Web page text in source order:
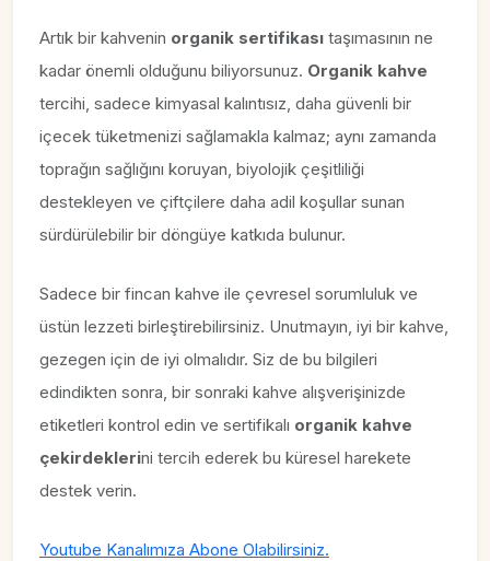
Artık bir kahvenin organik sertifikası taşımasının ne
kadar önemli olduğunu biliyorsunuz. Organik kahve
tercihi, sadece kimyasal kalıntısız, daha güvenli bir
içecek tüketmenizi sağlamakla kalmaz; aynı zamanda
toprağın sağlığını koruyan, biyolojik çeşitliliği
destekleyen ve çiftçilere daha adil koşullar sunan
sürdürülebilir bir döngüye katkıda bulunur.
Sadece bir fincan kahve ile çevresel sorumluluk ve
üstün lezzeti birleştirebilirsiniz. Unutmayın, iyi bir kahve,
gezegen için de iyi olmalıdır. Siz de bu bilgileri
edindikten sonra, bir sonraki kahve alışverişinizde
etiketleri kontrol edin ve sertifikalı organik kahve
çekirdeklerini tercih ederek bu küresel harekete
destek verin.
Youtube Kanalımıza Abone Olabilirsiniz.